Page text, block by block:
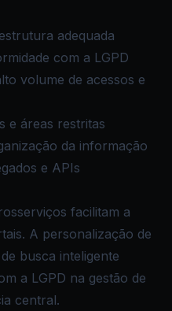
adequada
com a LGPD
volume de acessos e
e áreas restritas
da informação
e APIs
facilitam a
A personalização de
busca inteligente
a LGPD na gestão de
central.